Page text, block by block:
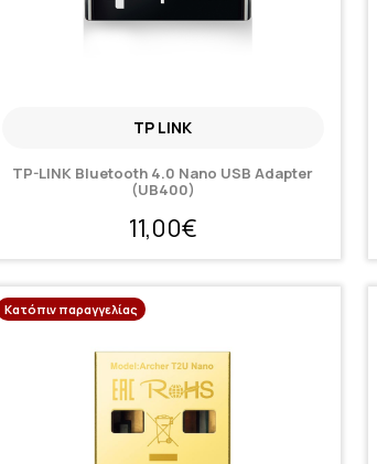
TP LINK
TP-LINK Bluetooth 4.0 Nano USB Adapter
(UB400)
11,00€
Κατόπιν παραγγελίας